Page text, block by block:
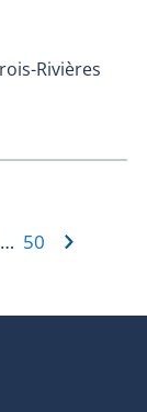
Rivières
… 50